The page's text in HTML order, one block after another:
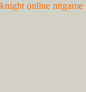
knight online nttgame